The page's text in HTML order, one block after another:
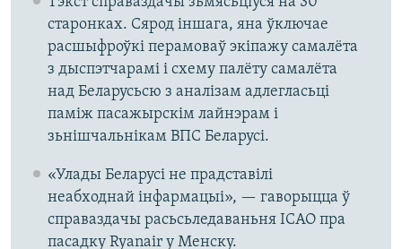
старонках. Сярод іншага, яна ўключае
расшыфроўкі перамоваў экіпажу самалёта
з дыспэтчарамі і схему палёту самалёта
над Беларусьсю з аналізам адлегласьці
паміж пасажырскім лайнэрам і
зьнішчальнікам ВПС Беларусі.
«Улады Беларусі не прадставілі
неабходнай інфармацыі», — гаворыцца ў
справаздачы расьсьледаваньня ІCАО пра
пасадку Ryanair у Менску.